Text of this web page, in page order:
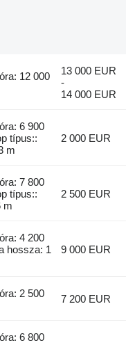
12 000
13 000 EUR
-
14 000 EUR
6 900
típus::
m
2 000 EUR
7 800
típus::
m
2 500 EUR
4 200
hossza: 1
9 000 EUR
2 500
7 200 EUR
6 800